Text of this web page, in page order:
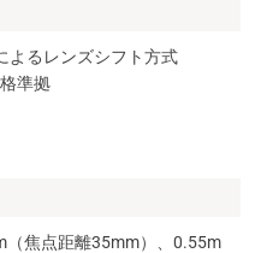
よるレンズシフト方式
準拠
焦点距離35mm）、0.55m